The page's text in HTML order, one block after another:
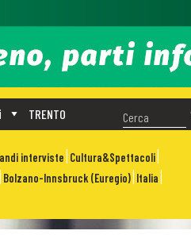
TRENTO
interviste Cultura&Spettacoli
Bolzano-Innsbruck (Euregio) Italia